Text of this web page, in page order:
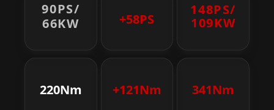
90PS/
66KW
+58PS
148PS/
109KW
220Nm +121Nm 341Nm